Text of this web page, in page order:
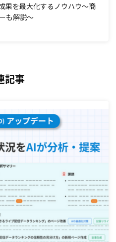
果を最大化するノウハウ～商
も解説～
記事